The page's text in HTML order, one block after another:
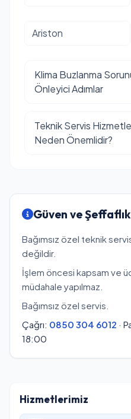
Ariston
Klima Buzlanma
Önleyici Adımlar
Teknik Servis
Neden Önemlidir?
Güven ve Şeffaflık
Bağımsız özel teknik
değildir.
İşlem öncesi kapsam ve
müdahale yapılmaz.
Bağımsız özel servis.
Çağrı: 0850 304 6012 ·
18:00
Hizmetlerimiz